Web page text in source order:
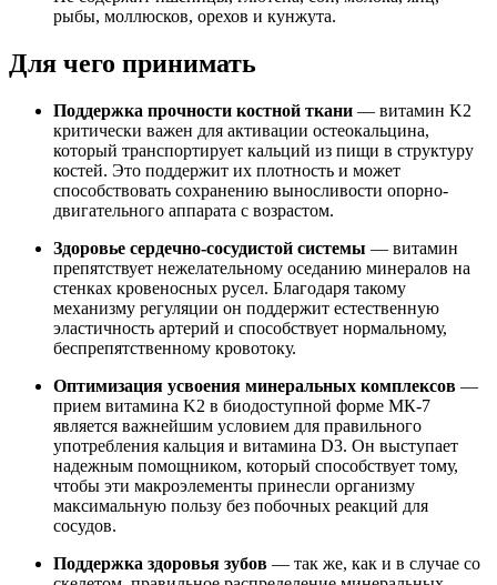
рыбы, моллюсков, орехов и кунжута.
Для чего принимать
Поддержка прочности костной ткани — витамин K2
критически важен для активации остеокальцина,
который транспортирует кальций из пищи в структуру
костей. Это поддержит их плотность и может
способствовать сохранению выносливости опорно-
двигательного аппарата с возрастом.
Здоровье сердечно-сосудистой системы — витамин
препятствует нежелательному оседанию минералов на
стенках кровеносных русел. Благодаря такому
механизму регуляции он поддержит естественную
эластичность артерий и способствует нормальному,
беспрепятственному кровотоку.
Оптимизация усвоения минеральных комплексов —
прием витамина K2 в биодоступной форме МК-7
является важнейшим условием для правильного
употребления кальция и витамина D3. Он выступает
надежным помощником, который способствует тому,
чтобы эти макроэлементы принесли организму
максимальную пользу без побочных реакций для
сосудов.
Поддержка здоровья зубов — так же, как и в случае со